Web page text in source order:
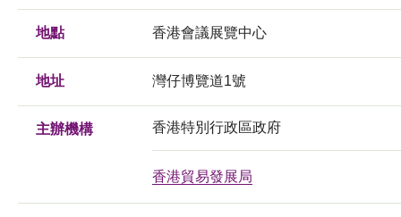
地點 香港會議展覽中心
地址 灣仔博覽道1號
主辦機構 香港特別行政區政府
香港貿易發展局